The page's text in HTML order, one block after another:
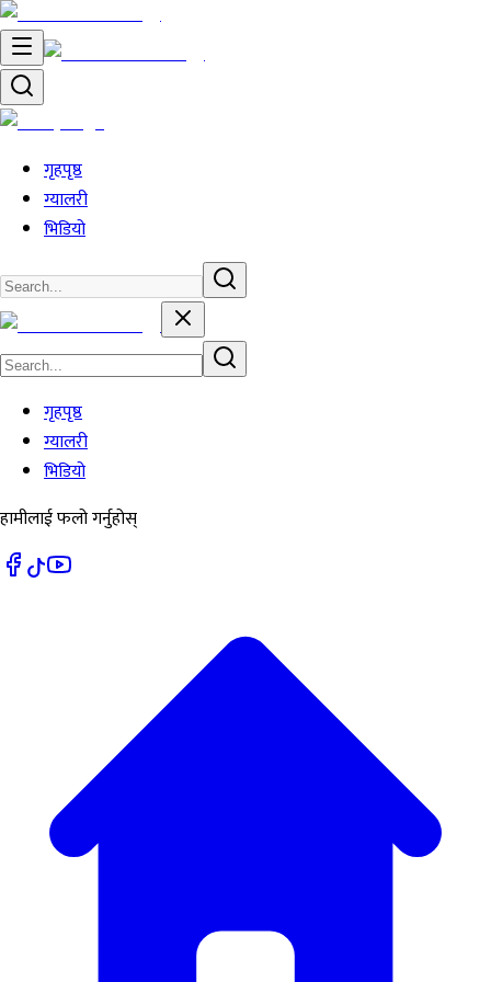
गृहपृष्ठ
ग्यालरी
भिडियो
गृहपृष्ठ
ग्यालरी
भिडियो
हामीलाई फलो गर्नुहोस्